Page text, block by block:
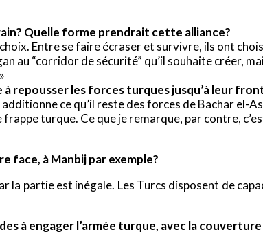
Quelle forme prendrait cette alliance?
Entre se faire écraser et survivre, ils ont
au “corridor de sécurité” qu’il souhaite créer,
à repousser les forces turques jusqu’à leur
ce qu’il reste des forces de Bachar el-
turque. Ce que je remarque, par contre,
face, à Manbij par exemple?
la partie est inégale. Les Turcs disposent de
à engager l’armée turque, avec la